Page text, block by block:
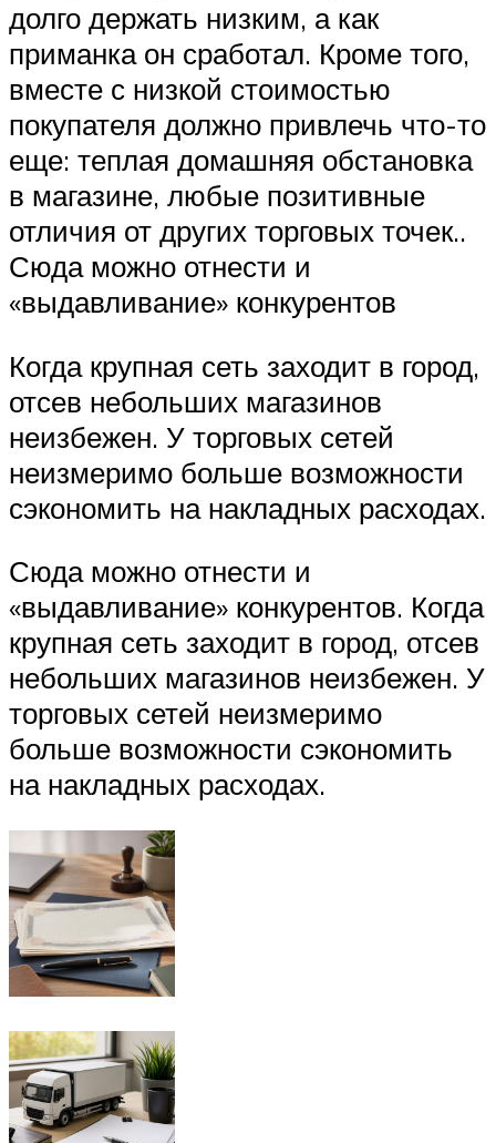
долго держать низким, а как
приманка он сработал. Кроме того,
вместе с низкой стоимостью
покупателя должно привлечь что-то
еще: теплая домашняя обстановка
в магазине, любые позитивные
отличия от других торговых точек..
Сюда можно отнести и
«выдавливание» конкурентов
Когда крупная сеть заходит в город,
отсев небольших магазинов
неизбежен. У торговых сетей
неизмеримо больше возможности
сэкономить на накладных расходах.
Сюда можно отнести и
«выдавливание» конкурентов. Когда
крупная сеть заходит в город, отсев
небольших магазинов неизбежен. У
торговых сетей неизмеримо
больше возможности сэкономить
на накладных расходах.